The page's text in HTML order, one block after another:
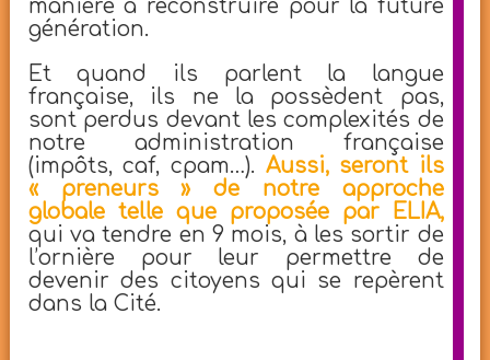
manière à reconstruire pour la future
génération.
Et quand ils parlent la langue
française, ils ne la possèdent pas,
sont perdus devant les complexités de
notre administration française
(impôts, caf, cpam…). Aussi, seront ils
« preneurs » de notre approche
globale telle que proposée par ELIA,
qui va tendre en 9 mois, à les sortir de
l’ornière pour leur permettre de
devenir des citoyens qui se repèrent
dans la Cité.